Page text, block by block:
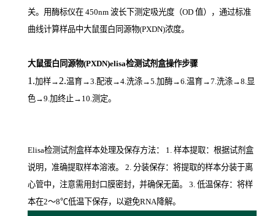
关。用酶标仪在 450nm 波长下测定吸光度（OD 值），通过标准
曲线计算样品中大鼠蛋白同源物(PXDN)浓度。
大鼠蛋白同源物(PXDN)elisa检测试剂盒操作步骤
1.加样→ 2.温育→3.配液→4.洗涤→5.加酶→6.温育→7.洗涤→8.显
色→9.加终止→10.测定。
Elisa检测试剂盒样本处理及保存方法： 1. 样本提取：根据试剂盒
说明，准确提取样本溶液。 2. 分装保存：将提取的样本分装于离
心管中，注意需用封口膜密封，并确保无菌。 3. 低温保存：将样
本在2～8℃低温下保存，以避免RNA降解。